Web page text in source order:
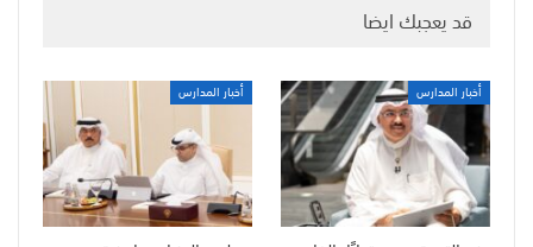
قد يعجبك ايضا
أخبار المدارس أخبار المدارس